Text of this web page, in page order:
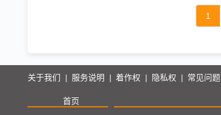
1
关于我们 | 服务说明 | 着作权 | 隐私权 | 常见问题
首页